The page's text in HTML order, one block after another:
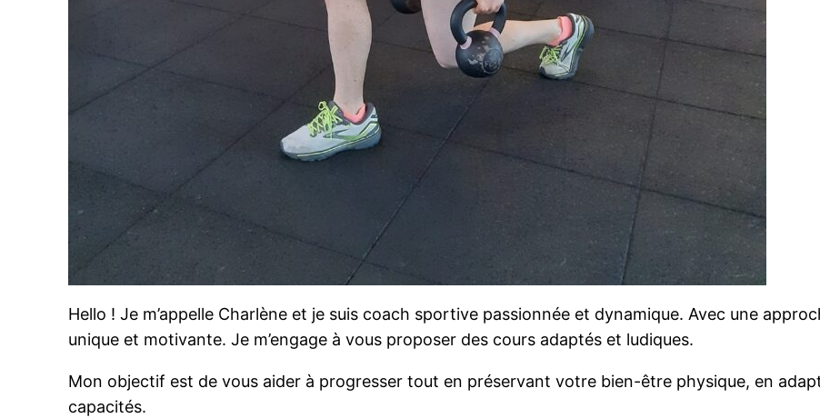
Hello ! Je m’appelle Charlène et je suis coach sportive passionnée et dynamique. Avec une
unique et motivante. Je m’engage à vous proposer des cours adaptés et ludiques.
Mon objectif est de vous aider à progresser tout en préservant votre bien-être physique, en
capacités.